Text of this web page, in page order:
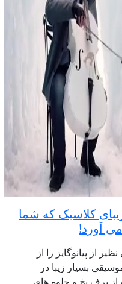
کلاسیک که شما
آورد!
از پیانوگایز را از
بسیار زیبا در